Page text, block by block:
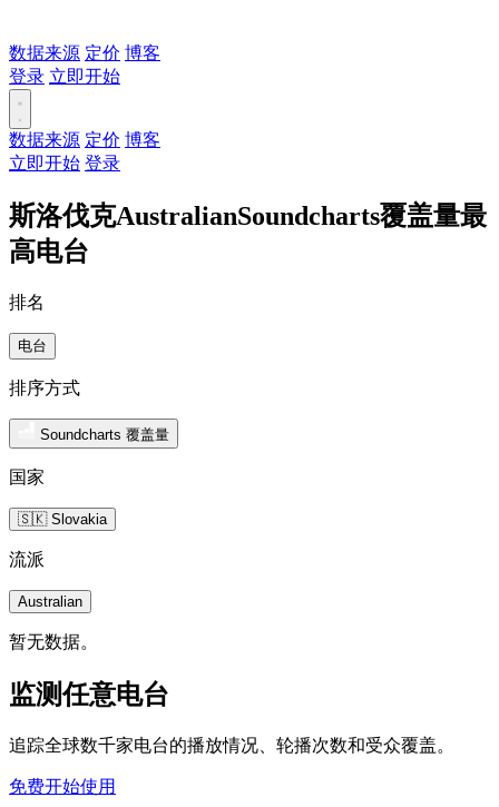
数据来源 定价 博客
登录 立即开始
数据来源 定价 博客
立即开始 登录
斯洛伐克AustralianSoundcharts覆盖量最
高电台
排名
电台
排序方式
Soundcharts 覆盖量
国家
🇸🇰 Slovakia
流派
Australian
暂无数据。
监测任意电台
追踪全球数千家电台的播放情况、轮播次数和受众覆盖。
免费开始使用